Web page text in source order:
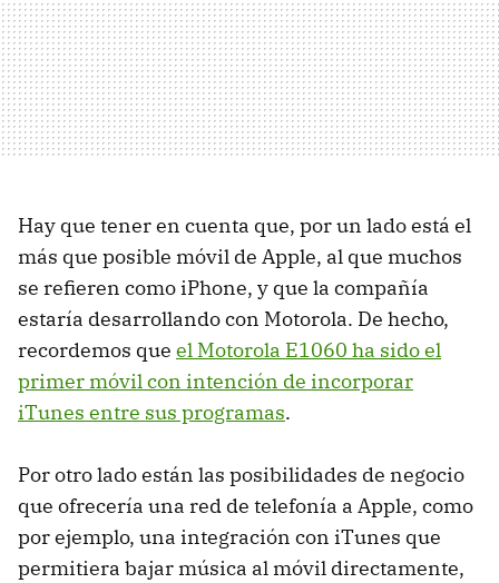
Hay que tener en cuenta que, por un lado está el
más que posible móvil de Apple, al que muchos
se refieren como iPhone, y que la compañía
estaría desarrollando con Motorola. De hecho,
recordemos que el Motorola E1060 ha sido el
primer móvil con intención de incorporar
iTunes entre sus programas.
Por otro lado están las posibilidades de negocio
que ofrecería una red de telefonía a Apple, como
por ejemplo, una integración con iTunes que
permitiera bajar música al móvil directamente,